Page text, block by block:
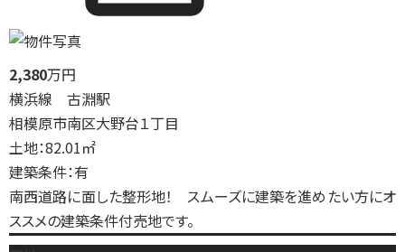
2,380万円
横浜線 古淵駅
相模原市南区大野台１丁目
土地：82.01㎡
建築条件：有
南西道路に面した整形地！ スムーズに建築を進めたい方にオ
ススメの建築条件付売地です。